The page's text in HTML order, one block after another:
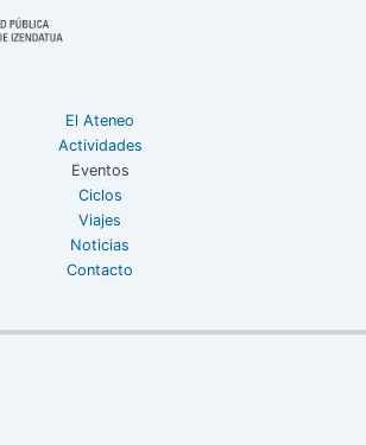
El Ateneo
Actividades
Eventos
Ciclos
Viajes
Noticias
Contacto